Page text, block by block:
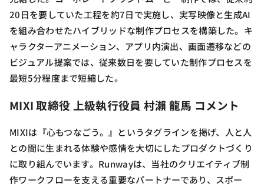
20日を要していた工程を約7日で実施し、実写映像と生成AI
を組み合わせたハイブリッドな制作プロセスを構築した。キ
ャラクターアニメーション、アプリ内演出、画面遷移などの
ビジュアル提案では、従来数日を要していた制作プロセスを
最短5分程度まで短縮した。
MIXI 取締役 上級執行役員 村瀨 龍馬 コメント
MIXIは『心もつなごう。』というタグラインを掲げ、人と人
との間に生まれる体験や感情を大切にしたプロダクトづくり
に取り組んでいます。Runwayは、当社のクリエイティブ制
作ワークフローを支える重要なパートナーであり、スポー